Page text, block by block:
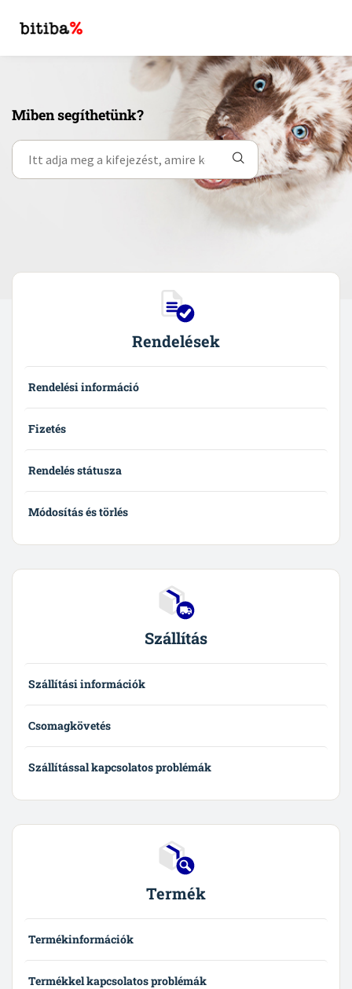
Miben segíthetünk?
Rendelések
Rendelési információ
Fizetés
Rendelés státusza
Módosítás és törlés
Szállítás
Szállítási információk
Csomagkövetés
Szállítással kapcsolatos problémák
Termék
Termékinformációk
Termékkel kapcsolatos problémák